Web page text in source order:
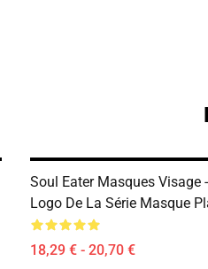
Soul Eater Masques Visage
Logo De La Série Masque
18,29 € - 20,70 €